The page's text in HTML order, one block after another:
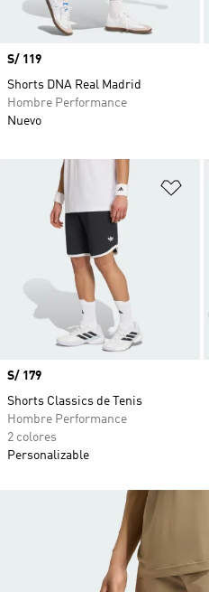
Precio
S/ 119
Shorts DNA Real Madrid
Hombre Performance
Nuevo
Precio
S/ 179
Shorts Classics de Tenis
Hombre Performance
2 colores
Personalizable